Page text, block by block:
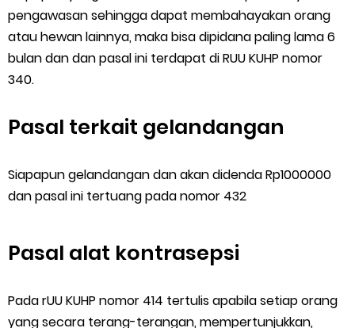
pengawasan sehingga dapat membahayakan orang
atau hewan lainnya, maka bisa dipidana paling lama 6
bulan dan dan pasal ini terdapat di RUU KUHP nomor
340.
Pasal terkait gelandangan
Siapapun gelandangan dan akan didenda Rp1000000
dan pasal ini tertuang pada nomor 432
Pasal alat kontrasepsi
Pada rUU KUHP nomor 414 tertulis apabila setiap orang
yang secara terang-terangan, mempertunjukkan,